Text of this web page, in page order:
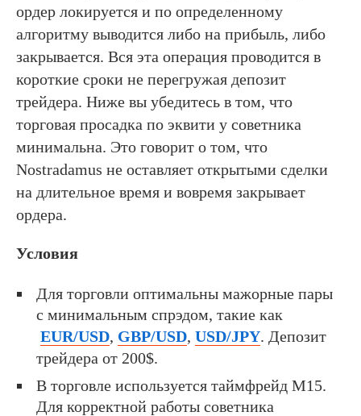
ордер локируется и по определенному
алгоритму выводится либо на прибыль, либо
закрывается. Вся эта операция проводится в
короткие сроки не перегружая депозит
трейдера. Ниже вы убедитесь в том, что
торговая просадка по эквити у советника
минимальна. Это говорит о том, что
Nostradamus не оставляет открытыми сделки
на длительное время и вовремя закрывает
ордера.
Условия
Для торговли оптимальны мажорные пары
с минимальным спрэдом, такие как
EUR/USD, GBP/USD, USD/JPY. Депозит
трейдера от 200$.
В торговле используется таймфрейд М15.
Для корректной работы советника